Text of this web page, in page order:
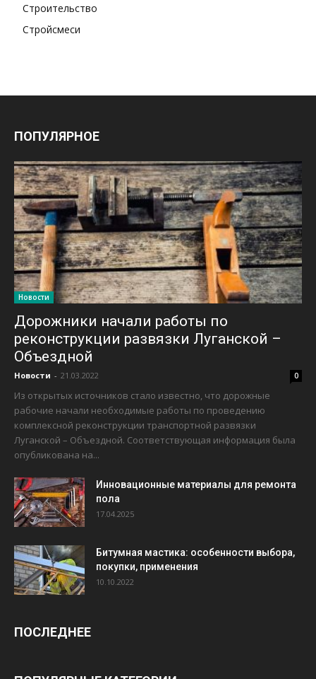
Строительство
Стройсмеси
ПОПУЛЯРНОЕ
Новости
Дорожники начали работы по
реконструкции развязки Луганской –
Объездной
Новости - 21.03.2022 0
Из открытых источников стало известно, что дорожные
рабочие начали необходимые работы по проведению
комплексной реконструкции транспортной развязки
Луганской – Объездной. Соответствующая информация была
опубликована на...
Инновационные материалы для ремонта
пола
17.04.2025
Битумная мастика: особенности выбора,
покупки, применения
10.10.2022
ПОСЛЕДНЕЕ